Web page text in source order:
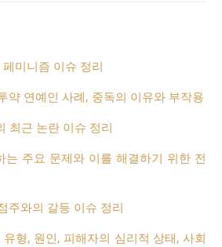
미니즘 이슈 정리
약 연예인 사례, 중독의 이유와 부작용
최근 논란 이슈 정리
는 주요 문제와 이를 해결하기 위한 전
주와의 갈등 이슈 정리
형, 원인, 피해자의 심리적 상태, 사회